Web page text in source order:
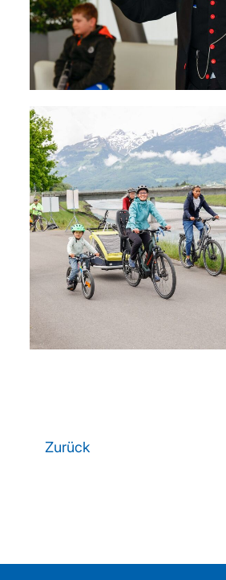
Zurück